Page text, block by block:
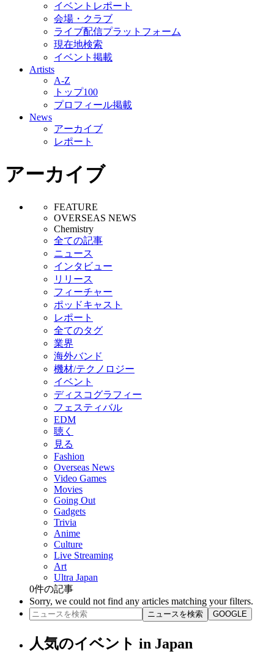
イベントレポート
会場・クラブ
ライブ配信プラットフォーム
現在地検索
イベント掲載
Artists
A-Z
トップ100
プロフィール掲載
News
アーカイブ
レポート
アーカイブ
FEATURE
OVERSEAS NEWS
Chemistry
全ての記事
ニュース
インタビュー
リリース
フィーチャー
ポッドキャスト
レポート
全てのタグ
業界
海外バンド
機材/テクノロジー
イベント
ディスコグラフィー
フェスティバル
EDM
聴く
見る
Fashion
Overseas News
Video Games
Movies
Going Out
Gadgets
Trivia
Anime
Culture
Live Streaming
Art
Ultra Japan
0件の記事
Sorry, we could not find any articles matching your filters.
ニュースを検索 GOOGLE
人気のイベント in Japan